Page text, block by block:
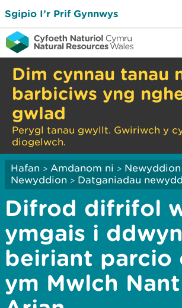
Sgipio I’r Prif Gynnwys
Dim cynnau tanau
barbiciws yng
gwlad
Perygl tanau gwyllt. Gwiriwch y
diogelwch.
Hafan > Amdanom ni >
Newyddion > Datganiadau
Difrod difrifol
ymgais i
beiriant parcio
ym Mwlch